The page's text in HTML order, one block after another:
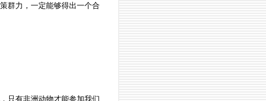
群力，一定能够得出一个合
只有非洲动物才能参加我们